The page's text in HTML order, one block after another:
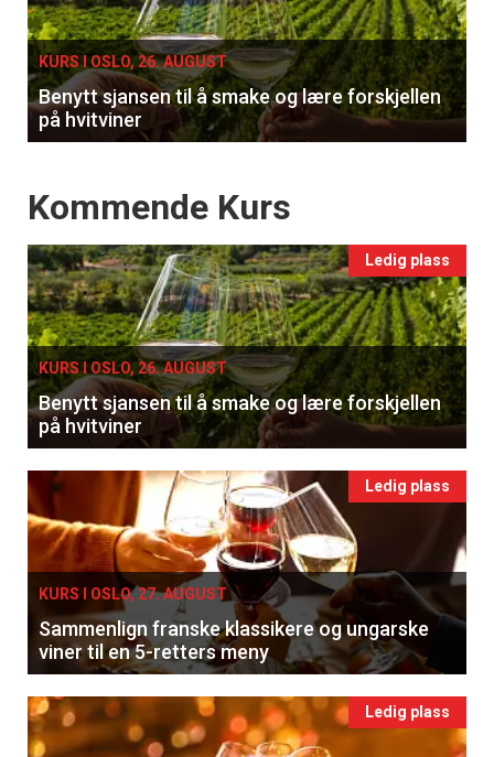
single
KURS I OSLO, 26. AUGUST
Benytt sjansen til å smake og lære forskjellen
på hvitviner
Events
Kommende Kurs
Ledig plass
KURS I OSLO, 26. AUGUST
Benytt sjansen til å smake og lære forskjellen
på hvitviner
Ledig plass
KURS I OSLO, 27. AUGUST
Sammenlign franske klassikere og ungarske
viner til en 5-retters meny
Ledig plass